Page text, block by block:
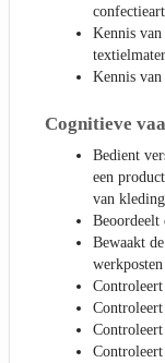
Kennis
Kennis
Cognitieve
Bedient
een
van
Beoordeelt
Bewaakt